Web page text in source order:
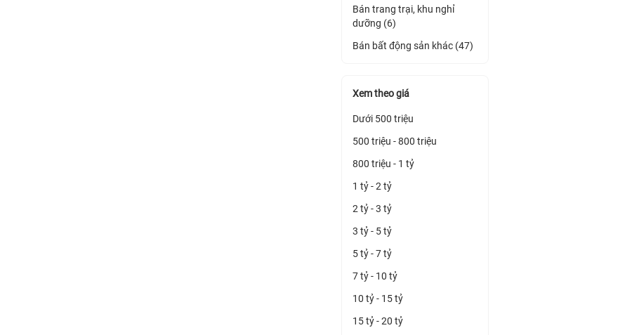
Bán trang trại, khu nghỉ
dưỡng (6)
Bán bất động sản khác (47)
Xem theo giá
Dưới 500 triệu
500 triệu - 800 triệu
800 triệu - 1 tỷ
1 tỷ - 2 tỷ
2 tỷ - 3 tỷ
3 tỷ - 5 tỷ
5 tỷ - 7 tỷ
7 tỷ - 10 tỷ
10 tỷ - 15 tỷ
15 tỷ - 20 tỷ